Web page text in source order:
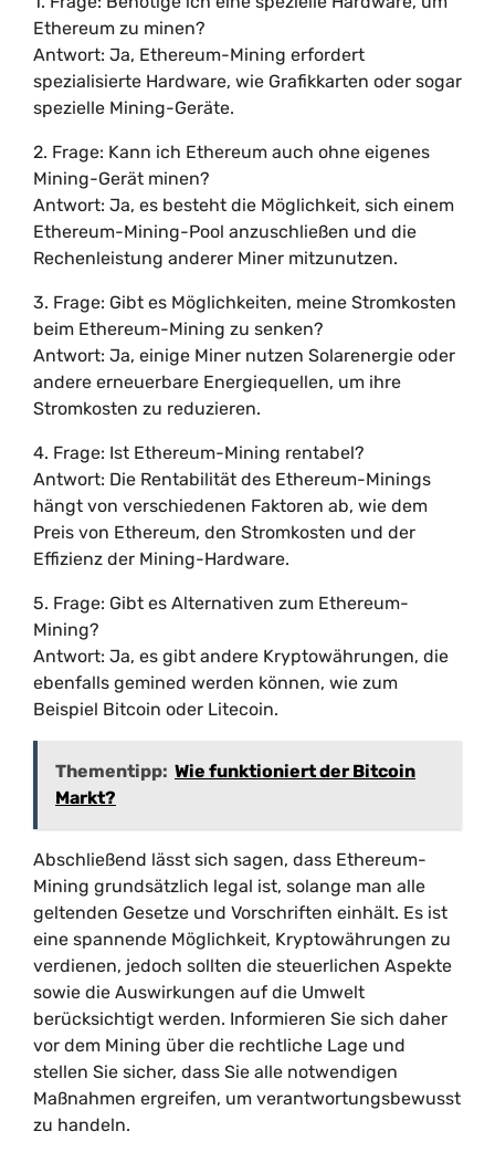
Ethereum zu minen?
Antwort: Ja, Ethereum-Mining erfordert
spezialisierte Hardware, wie Grafikkarten oder sogar
spezielle Mining-Geräte.
2. Frage: Kann ich Ethereum auch ohne eigenes
Mining-Gerät minen?
Antwort: Ja, es besteht die Möglichkeit, sich einem
Ethereum-Mining-Pool anzuschließen und die
Rechenleistung anderer Miner mitzunutzen.
3. Frage: Gibt es Möglichkeiten, meine Stromkosten
beim Ethereum-Mining zu senken?
Antwort: Ja, einige Miner nutzen Solarenergie oder
andere erneuerbare Energiequellen, um ihre
Stromkosten zu reduzieren.
4. Frage: Ist Ethereum-Mining rentabel?
Antwort: Die Rentabilität des Ethereum-Minings
hängt von verschiedenen Faktoren ab, wie dem
Preis von Ethereum, den Stromkosten und der
Effizienz der Mining-Hardware.
5. Frage: Gibt es Alternativen zum Ethereum-
Mining?
Antwort: Ja, es gibt andere Kryptowährungen, die
ebenfalls gemined werden können, wie zum
Beispiel Bitcoin oder Litecoin.
Thementipp: Wie funktioniert der Bitcoin
Markt?
Abschließend lässt sich sagen, dass Ethereum-
Mining grundsätzlich legal ist, solange man alle
geltenden Gesetze und Vorschriften einhält. Es ist
eine spannende Möglichkeit, Kryptowährungen zu
verdienen, jedoch sollten die steuerlichen Aspekte
sowie die Auswirkungen auf die Umwelt
berücksichtigt werden. Informieren Sie sich daher
vor dem Mining über die rechtliche Lage und
stellen Sie sicher, dass Sie alle notwendigen
Maßnahmen ergreifen, um verantwortungsbewusst
zu handeln.